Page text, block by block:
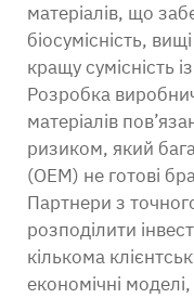
матеріалів, що
біосумісність,
кращу сумісність
Розробка
матеріалів
ризиком, який
(OEM) не готові
Партнери з
розподілити
кількома
економічні